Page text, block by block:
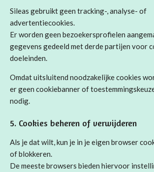
Sileas gebruikt geen tracking-, analyse- of
advertentiecookies.
Er worden geen bezoekersprofielen
gegevens gedeeld met derde partijen voor
doeleinden.
Omdat uitsluitend noodzakelijke cookies
er geen cookiebanner of
nodig.
5. Cookies beheren of verwijderen
Als je dat wilt, kun je in je eigen browser
of blokkeren.
De meeste browsers bieden hiervoor